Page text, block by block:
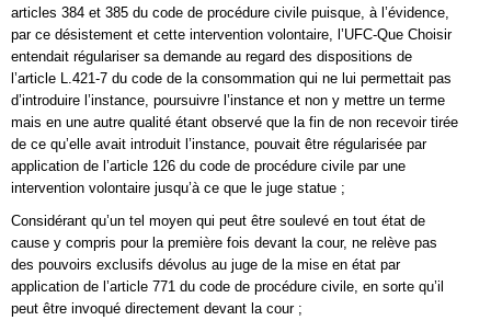
articles 384 et 385 du code de procédure civile puisque, à l’évidence,
par ce désistement et cette intervention volontaire, l’UFC-Que Choisir
entendait régulariser sa demande au regard des dispositions de
l’article L.421-7 du code de la consommation qui ne lui permettait pas
d’introduire l’instance, poursuivre l’instance et non y mettre un terme
mais en une autre qualité étant observé que la fin de non recevoir tirée
de ce qu’elle avait introduit l’instance, pouvait être régularisée par
application de l’article 126 du code de procédure civile par une
intervention volontaire jusqu’à ce que le juge statue ;
Considérant qu’un tel moyen qui peut être soulevé en tout état de
cause y compris pour la première fois devant la cour, ne relève pas
des pouvoirs exclusifs dévolus au juge de la mise en état par
application de l’article 771 du code de procédure civile, en sorte qu’il
peut être invoqué directement devant la cour ;